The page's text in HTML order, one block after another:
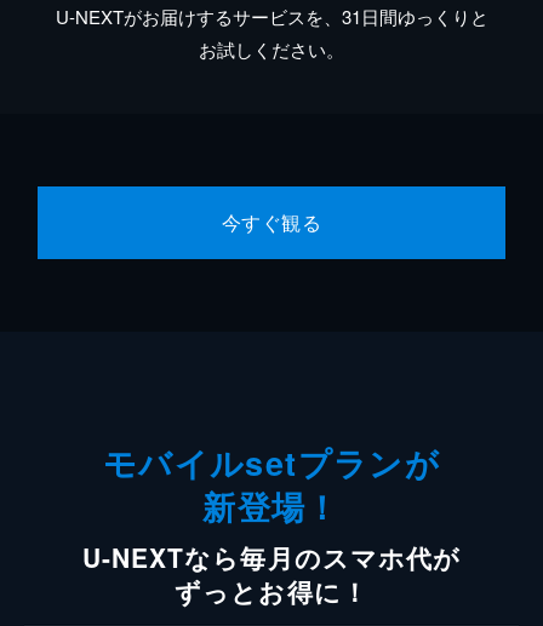
U-NEXTがお届けするサービスを、31日間ゆっくりと
お試しください。
今すぐ観る
モバイルsetプランが
新登場！
U-NEXTなら毎月のスマホ代が
ずっとお得に！